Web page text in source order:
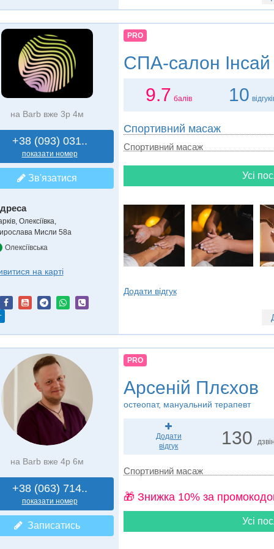
на Barb вже 3р 4м
+38 (093) 031..
показати номер
Зв'язатися
Олексіївка
Мисли 58а
Олексіївська
на карті
PRO
СПА-салон
9.7 балів 10
Спортивний масаж
Спортивний масаж
Усі
Додати відгук
на Barb вже 4р 6м
+38 (063) 714..
показати номер
Записатись
PRO
Арсеній Плєхов
остеопат, мануальний терапевт
Додати
відгук
130
Спортивний масаж
🎁 Знижка 10% за
Усі